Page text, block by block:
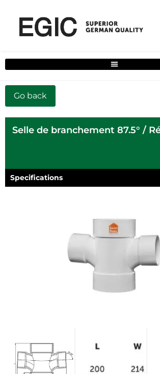
Filtre de solutions complètes pour la maison
Selle de branchement 87.5° /
Specifications